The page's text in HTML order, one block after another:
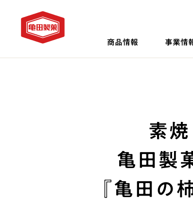
商品情報 事業情
素
亀田製
『亀田の